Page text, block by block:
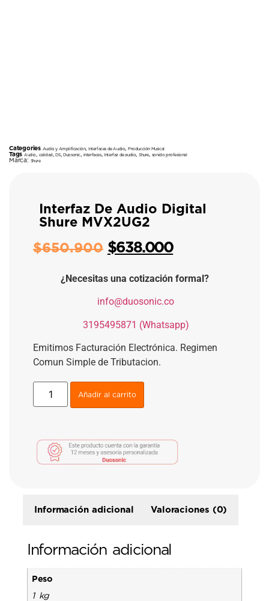
Categories Audio y Amplificación,Interfaces de Audio ,Producción Musical
Tags Audio calidad ,DS,Duosonic interfaces,Interfaz de audio ,Shure sonido profesional
Marca: Shure
Interfaz De Audio Digital
Shure MVX2UG2
$650.900 $638.000
¿Necesitas una cotización formal?
info@duosonic.co
3195495871 (Whatsapp)
Emitimos Facturación Electrónica. Regimen
Comun Simple de Tributacion.
Añadir al carrito
Información adicional Valoraciones (0)
Información adicional
Peso
1 kg